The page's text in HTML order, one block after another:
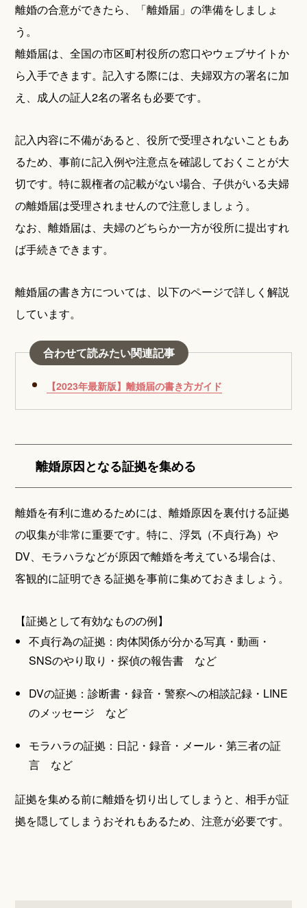
離婚の合意ができたら、「離婚届」の準備をしましょ
う。
離婚届は、全国の市区町村役所の窓口やウェブサイトか
ら入手できます。記入する際には、夫婦双方の署名に加
え、成人の証人2名の署名も必要です。
記入内容に不備があると、役所で受理されないこともあ
るため、事前に記入例や注意点を確認しておくことが大
切です。特に親権者の記載がない場合、子供がいる夫婦
の離婚届は受理されませんので注意しましょう。
なお、離婚届は、夫婦のどちらか一方が役所に提出すれ
ば手続きできます。
離婚届の書き方については、以下のページで詳しく解説
しています。
合わせて読みたい関連記事
【2023年最新版】離婚届の書き方ガイド
離婚原因となる証拠を集める
離婚を有利に進めるためには、離婚原因を裏付ける証拠
の収集が非常に重要です。特に、浮気（不貞行為）や
DV、モラハラなどが原因で離婚を考えている場合は、
客観的に証明できる証拠を事前に集めておきましょう。
【証拠として有効なものの例】
不貞行為の証拠：肉体関係が分かる写真・動画・
SNSのやり取り・探偵の報告書 など
DVの証拠：診断書・録音・警察への相談記録・LINE
のメッセージ など
モラハラの証拠：日記・録音・メール・第三者の証
言 など
証拠を集める前に離婚を切り出してしまうと、相手が証
拠を隠してしまうおそれもあるため、注意が必要です。